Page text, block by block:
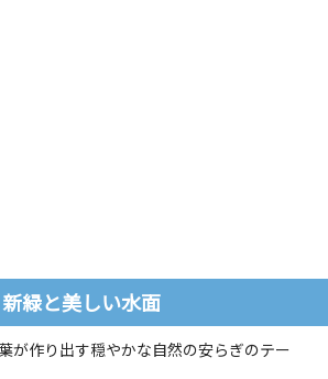
新緑と美しい水面
が作り出す穏やかな自然の安らぎのテー